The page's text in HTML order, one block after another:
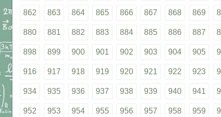
862 863 864 865 866 867 868 869
880 881 882 883 884 885 886 887
898 899 900 901 902 903 904 905
916 917 918 919 920 921 922 923
934 935 936 937 938 939 940 941
952 953 954 955 956 957 958 959